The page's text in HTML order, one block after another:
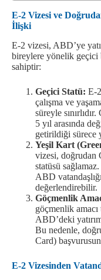
E-2 Vizesi ve
İlişki
E-2 vizesi, ABD’ye
bireylere yönelik
sahiptir:
Geçici Statü: E-
çalışma ve
süreyle
5 yıl arasında
getirildiği sürece
Yeşil Kart
vizesi, doğrudan
statüsü
ABD
değerlendirebilir.
Göçmenlik
göçmenlik amacı
ABD’deki
Bu nedenle,
Card)
E-2 Vizesinden